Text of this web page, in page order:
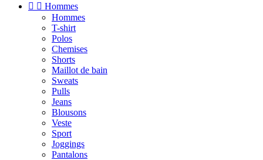
  Hommes
Hommes
T-shirt
Polos
Chemises
Shorts
Maillot de bain
Sweats
Pulls
Jeans
Blousons
Veste
Sport
Joggings
Pantalons